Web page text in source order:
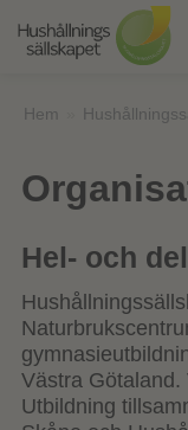
innehåll
Hem
Hel- och
Västra
Utbildning